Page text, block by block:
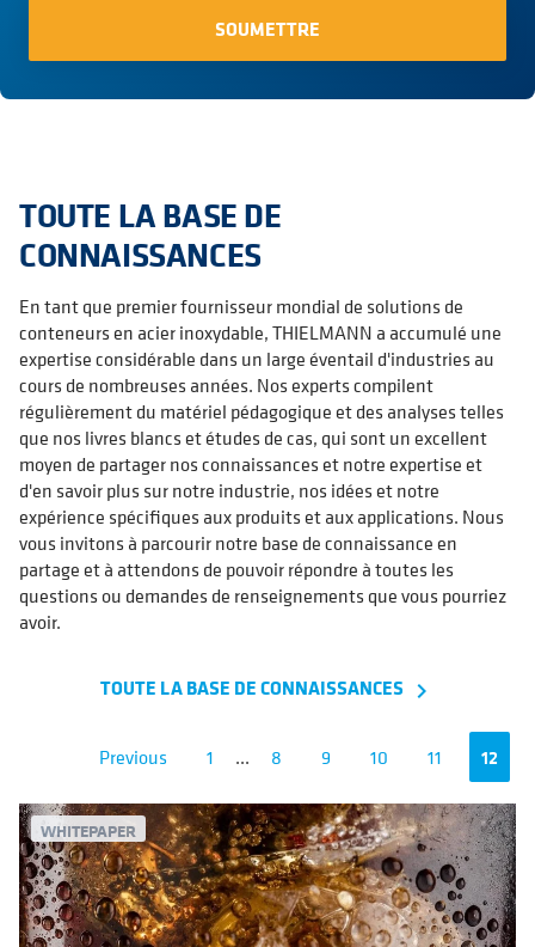
TOUTE LA BASE DE
CONNAISSANCES
En tant que premier fournisseur mondial de solutions de
conteneurs en acier inoxydable, THIELMANN a accumulé une
expertise considérable dans un large éventail d'industries au
cours de nombreuses années. Nos experts compilent
régulièrement du matériel pédagogique et des analyses telles
que nos livres blancs et études de cas, qui sont un excellent
moyen de partager nos connaissances et notre expertise et
d'en savoir plus sur notre industrie, nos idées et notre
expérience spécifiques aux produits et aux applications. Nous
vous invitons à parcourir notre base de connaissance en
partage et à attendons de pouvoir répondre à toutes les
questions ou demandes de renseignements que vous pourriez
avoir.
TOUTE LA BASE DE CONNAISSANCES navigate_next
Previous 1 ... 8 9 10 11 12
WHITEPAPER